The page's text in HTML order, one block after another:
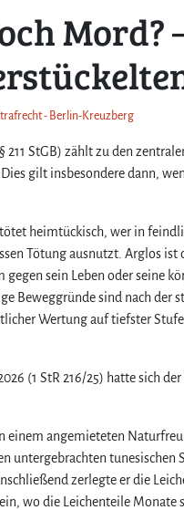
Mord?
- Berlin-Kreuzberg
StGB) zählt zu den
gilt insbesondere dann,
heimtückisch, wer in
Tötung ausnutzt. Arglos ist
sein Leben oder seine
Beweggründe sind nach der
Wertung auf tiefster
(1 StR 216/25) hatte sich
einem angemieteten
untergebrachten
zerlegte er die
wo die Leichenteile Monate